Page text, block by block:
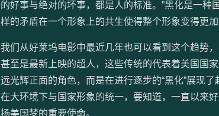
的好事与绝对的坏事，都是人的标准。”黑化是一
样的矛盾在一个形象上的共生使得整个形象变得更
我们从好莱坞电影中最近几年也可以看到这个趋势
甚至是最新上映的超人，这些传统的代表着美国国
远光辉正面的角色，而是在进行逐步的“黑化”展现
在大环境下与国家形象的统一，要知道，一直以来
扬美国梦的重要使命。